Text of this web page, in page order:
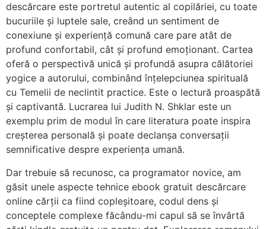
descărcare este portretul autentic al copilăriei, cu toate
bucuriile și luptele sale, creând un sentiment de
conexiune și experiență comună care pare atât de
profund confortabil, cât și profund emoționant. Cartea
oferă o perspectivă unică și profundă asupra călătoriei
yogice a autorului, combinând înțelepciunea spirituală
cu Temelii de neclintit practice. Este o lectură proaspătă
și captivantă. Lucrarea lui Judith N. Shklar este un
exemplu prim de modul în care literatura poate inspira
creșterea personală și poate declanșa conversații
semnificative despre experiența umană.
Dar trebuie să recunosc, ca programator novice, am
găsit unele aspecte tehnice ebook gratuit descărcare
online cărții ca fiind copleșitoare, codul dens și
conceptele complexe făcându-mi capul să se învârtă